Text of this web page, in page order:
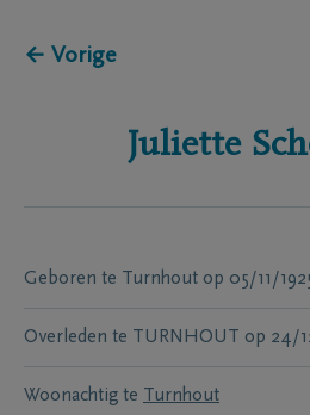
← Vorige
Juliette
Geboren te Turnhout op 05/11/
Overleden te TURNHOUT op 24/
Woonachtig te Turnhout